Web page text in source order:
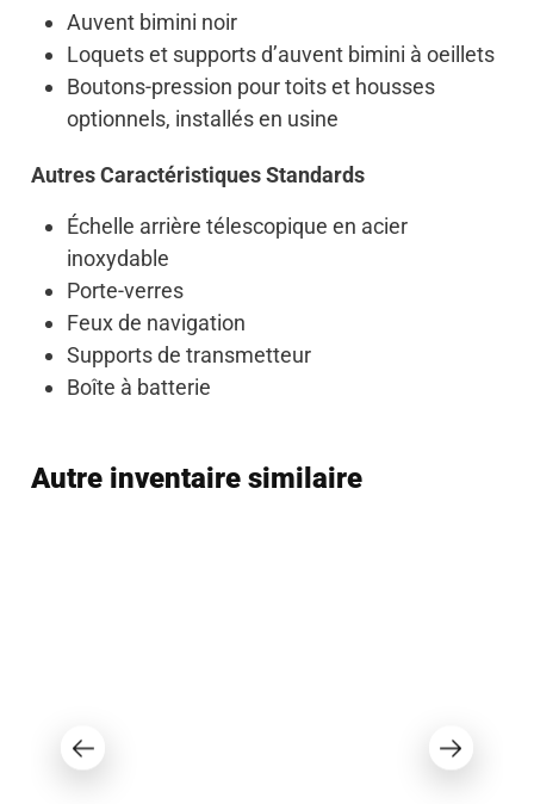
Auvent bimini noir
Loquets et supports d’auvent bimini à oeillets
Boutons-pression pour toits et housses
optionnels, installés en usine
Autres Caractéristiques Standards
Échelle arrière télescopique en acier
inoxydable
Porte-verres
Feux de navigation
Supports de transmetteur
Boîte à batterie
Autre inventaire similaire